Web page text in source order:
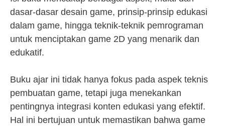
dasar-dasar desain game, prinsip-prinsip edukasi
dalam game, hingga teknik-teknik pemrograman
untuk menciptakan game 2D yang menarik dan
edukatif.
Buku ajar ini tidak hanya fokus pada aspek teknis
pembuatan game, tetapi juga menekankan
pentingnya integrasi konten edukasi yang efektif.
Hal ini bertujuan untuk memastikan bahwa game